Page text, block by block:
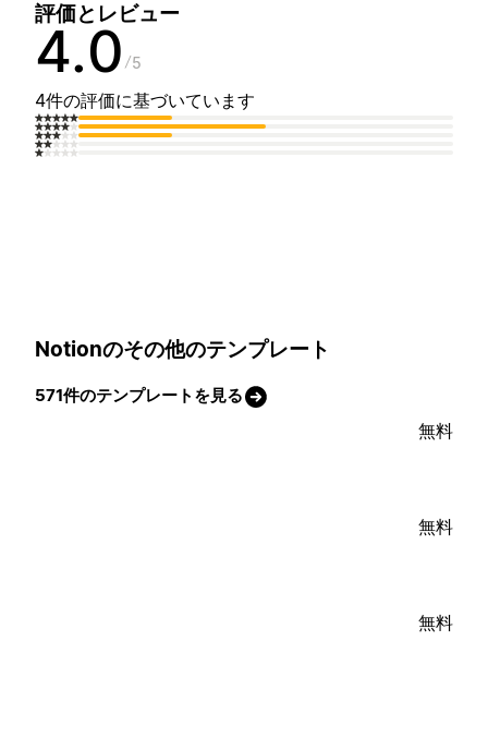
評価とレビュー
4.0 5
4件の評価に基づいています
Notionのその他のテンプレート
571件のテンプレートを見る
無料
無料
無料